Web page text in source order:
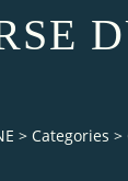
> Categories >